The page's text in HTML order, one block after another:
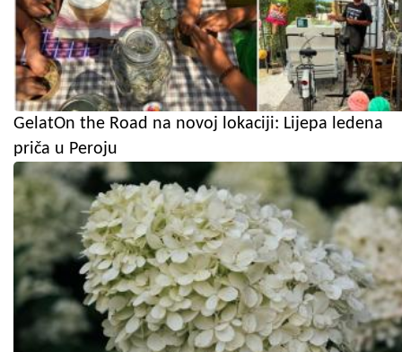
GelatOn the Road na novoj lokaciji: Lijepa ledena
priča u Peroju